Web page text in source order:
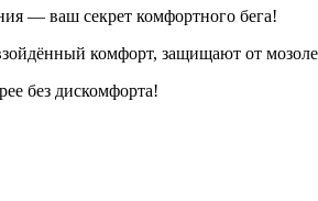
— ваш секрет комфортного бега!
комфорт, защищают от
без дискомфорта!